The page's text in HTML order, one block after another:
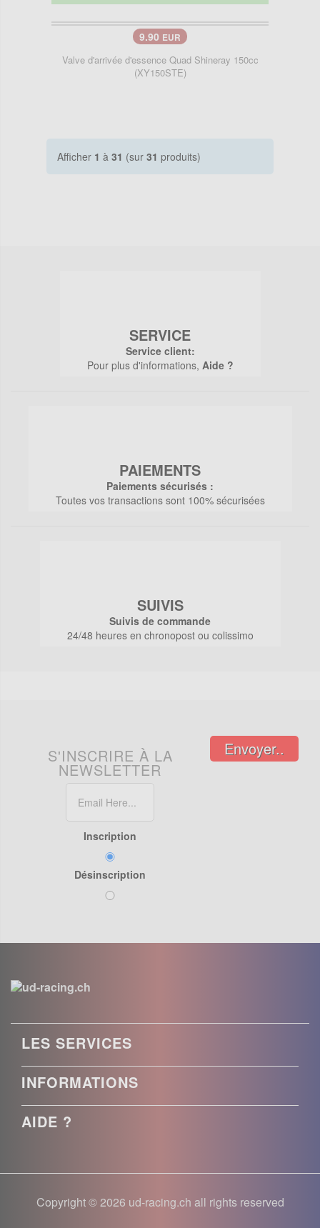
9.90 EUR
Valve d'arrivée d'essence Quad Shineray 150cc
(XY150STE)
Afficher 1 à 31 (sur 31 produits)
SERVICE
Service client:
Pour plus d'informations, Aide ?
PAIEMENTS
Paiements sécurisés :
Toutes vos transactions sont 100% sécurisées
SUIVIS
Suivis de commande
24/48 heures en chronopost ou colissimo
S'INSCRIRE À LA
NEWSLETTER
Inscription
Désinscription
Envoyer..
LES SERVICES
INFORMATIONS
AIDE ?
Copyright © 2026 ud-racing.ch all rights reserved